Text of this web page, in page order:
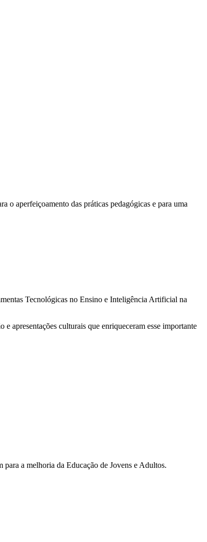
o aperfeiçoamento das práticas pedagógicas e para uma
Tecnológicas no Ensino e Inteligência Artificial na
apresentações culturais que enriqueceram esse importante
a melhoria da Educação de Jovens e Adultos.